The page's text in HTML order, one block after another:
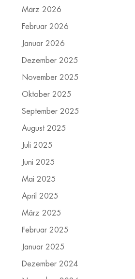
März 2026
Februar 2026
Januar 2026
Dezember 2025
November 2025
Oktober 2025
September 2025
August 2025
Juli 2025
Juni 2025
Mai 2025
April 2025
März 2025
Februar 2025
Januar 2025
Dezember 2024